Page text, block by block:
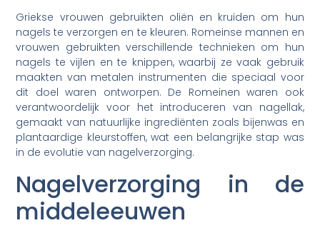
Griekse vrouwen gebruikten oliën en kruiden om hun
nagels te verzorgen en te kleuren. Romeinse mannen en
vrouwen gebruikten verschillende technieken om hun
nagels te vijlen en te knippen, waarbij ze vaak gebruik
maakten van metalen instrumenten die speciaal voor
dit doel waren ontworpen. De Romeinen waren ook
verantwoordelijk voor het introduceren van nagellak,
gemaakt van natuurlijke ingrediënten zoals bijenwas en
plantaardige kleurstoffen, wat een belangrijke stap was
in de evolutie van nagelverzorging.
Nagelverzorging in de
middeleeuwen